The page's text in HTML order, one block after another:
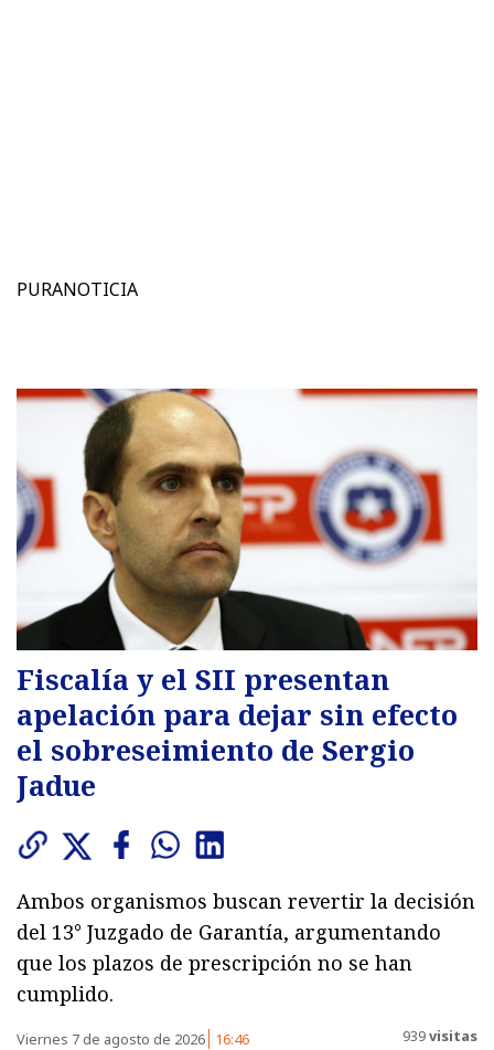
PURANOTICIA
Fiscalía y el SII presentan
apelación para dejar sin efecto
el sobreseimiento de Sergio
Jadue
Ambos organismos buscan revertir la decisión
del 13° Juzgado de Garantía, argumentando
que los plazos de prescripción no se han
cumplido.
Viernes 7 de agosto de 2026 16:46 939visitas